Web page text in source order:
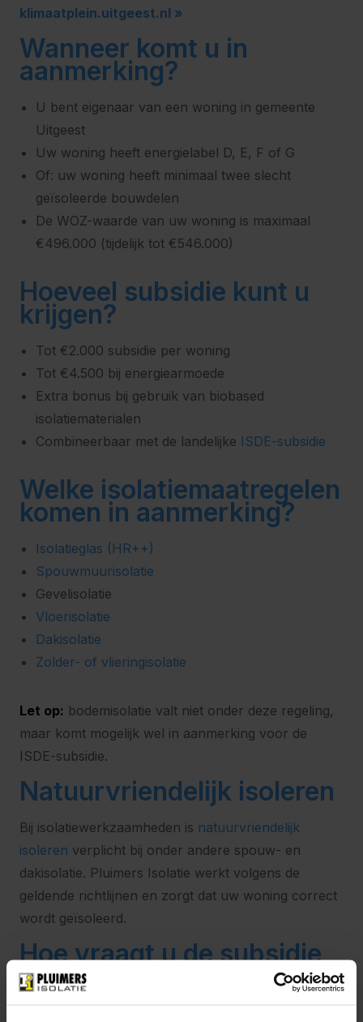
klimaatplein.uitgeest.nl »
Wanneer komt u in
aanmerking?
U bent eigenaar van een woning in gemeente
Uitgeest
Uw woning heeft energielabel D, E, F of G
Of: uw woning heeft minimaal twee slecht
geïsoleerde bouwdelen
De WOZ-waarde van uw woning is maximaal
€496.000 (tijdelijk tot €546.000)
Hoeveel subsidie kunt u
krijgen?
Tot €2.000 subsidie per woning
Tot €4.500 bij energiearmoede
Extra bonus bij gebruik van biobased
isolatiematerialen
Combineerbaar met de landelijke ISDE-subsidie
Welke isolatiemaatregelen
komen in aanmerking?
Isolatieglas (HR++)
Spouwmuurisolatie
Gevelisolatie
Vloerisolatie
Dakisolatie
Zolder- of vlieringisolatie
Let op: bodemisolatie valt niet onder deze regeling,
maar komt mogelijk wel in aanmerking voor de
ISDE-subsidie.
Natuurvriendelijk isoleren
Bij isolatiewerkzaamheden is natuurvriendelijk
isoleren verplicht bij onder andere spouw- en
dakisolatie. Pluimers Isolatie werkt volgens de
geldende richtlijnen en zorgt dat uw woning correct
wordt geïsoleerd.
Hoe vraagt u de subsidie
aan?